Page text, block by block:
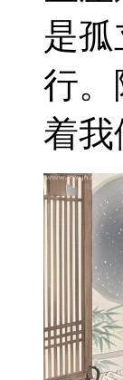
是
行。
着我